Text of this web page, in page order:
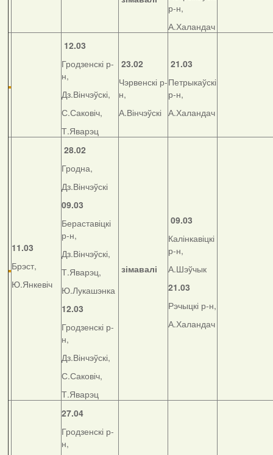
р-н,
А.Халандач
12.03
Гродзенскі р-
н,
Дз.Вінчэўскі,
С.Саковіч,
Т.Яварэц
23.02
Чэрвенскі р-
н,
А.Вінчэўскі
21.03
Петрыкаўскі
р-н,
А.Халандач
11.03
Брэст,
Ю.Янкевіч
28.02
Гродна,
Дз.Вінчэўскі
09.03
Бераставіцкі
р-н,
Дз.Вінчэўскі,
Т.Яварэц,
Ю.Лукашэнка
12.03
Гродзенскі р-
н,
Дз.Вінчэўскі,
С.Саковіч,
Т.Яварэц
зімавалі
09.03
Калінкавіцкі
р-н,
А.Шэўчык
21.03
Рэчыцкі р-н,
А.Халандач
27.04
Гродзенскі р-
н,